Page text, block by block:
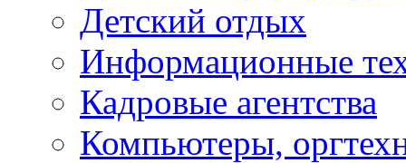
Детский отдых
Информационные
Кадровые агентства
Компьютеры,